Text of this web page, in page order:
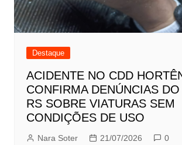
Destaque
ACIDENTE NO CDD
CONFIRMA DENÚNCIAS
RS SOBRE VIATURAS SEM
CONDIÇÕES DE USO
Nara Soter 21/07/2026 0